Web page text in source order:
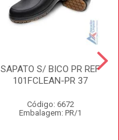
SAPATO S/ BICO PR REF
101FCLEAN-PR 37
Código: 6672
Embalagem: PR/1